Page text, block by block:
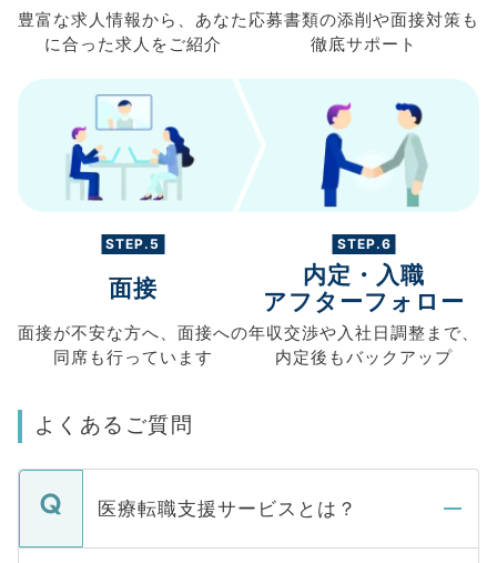
豊富な求人情報から、 あなた
に合った求人を ご紹介
応募書類の添削や面接対策も
徹底サポート
STEP.5
面接
面接が不安な方へ、 面接への
同席も行っています
STEP.6
内定・入職
アフターフォロー
年収交渉や入社日調整まで、
内定後もバックアップ
よくあるご質問
医療転職支援サービスとは？